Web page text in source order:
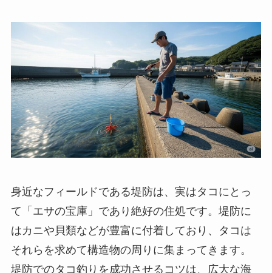
身近なフィールドである堤防は、実はタコにとっ
て「エサの宝庫」であり絶好の住処です。堤防に
はカニや貝類などが豊富に付着しており、タコは
それらを求めて構造物の周りに集まってきます。
堤防でのタコ釣りを成功させるコツは、広大な海